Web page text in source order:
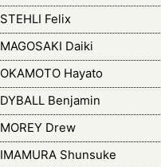
STEHLI Felix
MAGOSAKI Daiki
OKAMOTO Hayato
DYBALL Benjamin
MOREY Drew
IMAMURA Shunsuke